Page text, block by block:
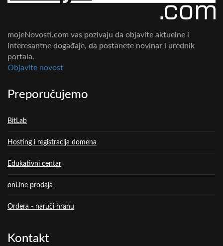
mojeNovosti.com vas pozivaju da objavite aktuelne i
interesantne događaje, da postanete novinar i urednik
portala.
Objavite novost
Preporučujemo
BitLab
Hosting i registracija domena
Edukativni centar
onLine prodaja
Ordera - naruči hranu
Kontakt